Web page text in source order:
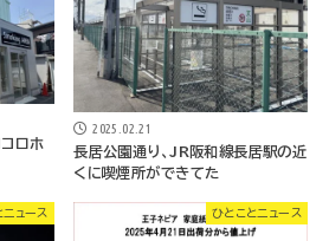
ロホ
2025.02.21
長居公園通り、JR阪和線長居駅の近
くに喫煙所ができてた
ュース ひとことニュース